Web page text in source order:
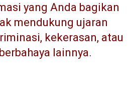
yang Anda bagikan
mendukung ujaran
kekerasan, atau
lainnya.